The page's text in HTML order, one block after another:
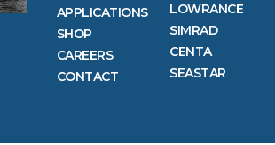
APPLICATIONS
SHOP
CAREERS
CONTACT
LOWRANCE
SIMRAD
CENTA
SEASTAR